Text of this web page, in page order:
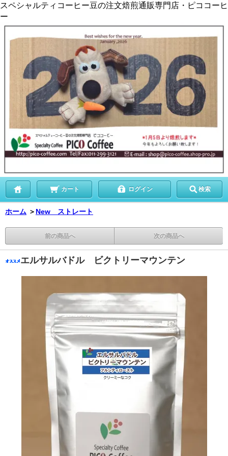
スペシャルティコーヒー豆の注文焙煎通販専門店・ピココーヒ
ー
カート ログイン 検索
ホーム ＞ New ストレート
前の商品へ 次の商品へ
エルサルバドル ビクトリーマウンテン